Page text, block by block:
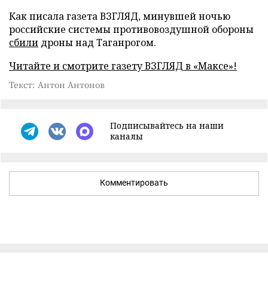
Как писала газета ВЗГЛЯД, минувшей ночью
российские системы противовоздушной обороны
сбили дроны над Таганрогом.
Читайте и смотрите газету ВЗГЛЯД в «Максе»!
Текст: Антон Антонов
Подписывайтесь на наши
каналы
Комментировать